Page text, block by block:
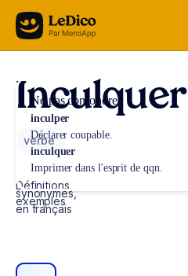
Aller au contenu
Inculquer
verbe
Définitions,
synonymes,
exemples
en français
Ne pas confondre
inculper
Déclarer coupable.
inculquer
Imprimer dans l'esprit de qqn.